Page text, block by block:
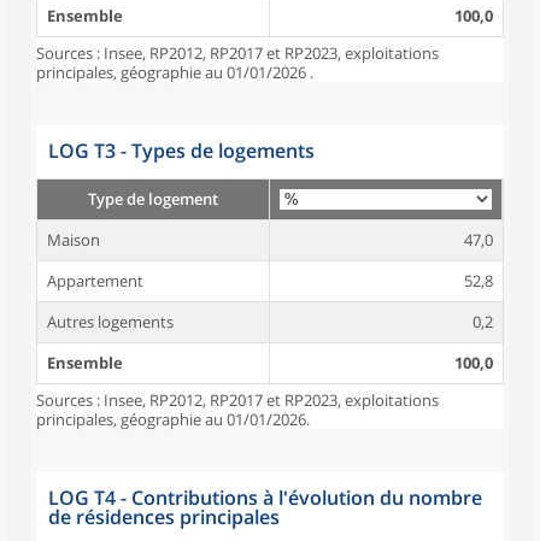
Ensemble
100,0
Sources : Insee, RP2012, RP2017 et RP2023, exploitations
principales, géographie au 01/01/2026 .
LOG T3 - Types de logements
Type de logement
Maison
47,0
Appartement
52,8
Autres logements
0,2
Ensemble
100,0
Sources : Insee, RP2012, RP2017 et RP2023, exploitations
principales, géographie au 01/01/2026.
LOG T4 - Contributions à l'évolution du nombre
de résidences principales